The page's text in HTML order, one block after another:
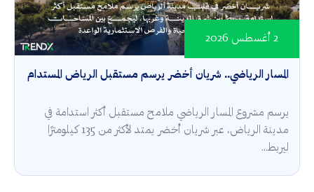
المسار الرياضي.. شريان أخضر يرسم مستقبل الرياض المستدام
2 أغسطس 2026
يرسم مشروع المسار الرياضي ملامح مستقبل أكثر استدامة في
مدينة الرياض، عبر شريان أخضر يمتد لأكثر من 135 كيلومترًا
ليربط...